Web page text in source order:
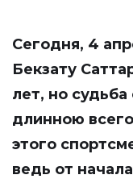
Сегодня, 4
Бекзату
лет, но
длинною
этого
ведь от